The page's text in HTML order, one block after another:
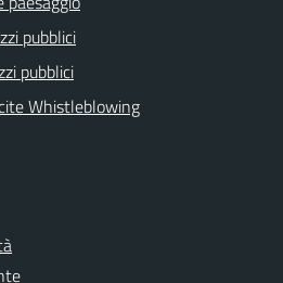
pubblici
pubblici
Whistleblowing